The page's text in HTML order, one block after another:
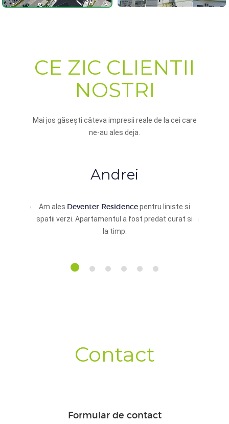
CE ZIC CLIENTII
NOSTRI
Mai jos găsești câteva impresii reale de la cei care
ne-au ales deja.
Micile
Andrei
Am ales Deventer Residencepentru liniste si
spatii verzi. Apartamentul a fost predat curat si
la timp.
Contact
Formular de contact